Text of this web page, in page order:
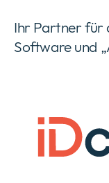
Unternehmen
Ihr Partner für
Software und